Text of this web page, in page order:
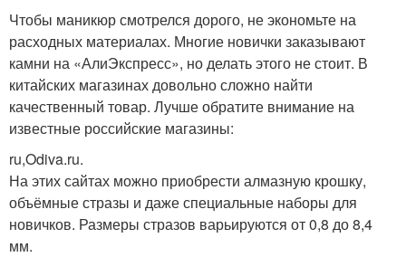
Чтобы маникюр смотрелся дорого, не экономьте на
расходных материалах. Многие новички заказывают
камни на «АлиЭкспресс», но делать этого не стоит. В
китайских магазинах довольно сложно найти
качественный товар. Лучше обратите внимание на
известные российские магазины:
ru,Odiva.ru.
На этих сайтах можно приобрести алмазную крошку,
объёмные стразы и даже специальные наборы для
новичков. Размеры стразов варьируются от 0,8 до 8,4
мм.